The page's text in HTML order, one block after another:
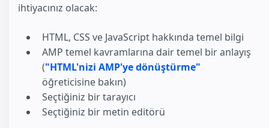
ihtiyacınız olacak:
HTML, CSS ve JavaScript hakkında temel bilgi
AMP temel kavramlarına dair temel bir anlayış
("HTML'nizi AMP'ye dönüştürme"
öğreticisine bakın)
Seçtiğiniz bir tarayıcı
Seçtiğiniz bir metin editörü